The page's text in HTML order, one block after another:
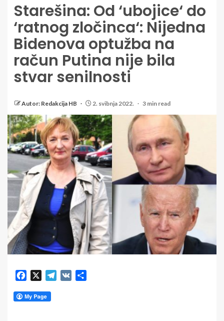
Starešina: Od ‘ubojice‘ do
‘ratnog zločinca‘: Nijedna
Bidenova optužba na
račun Putina nije bila
stvar senilnosti
Autor: Redakcija HB 2. svibnja 2022. 3 min read
Facebook Telegram
VK